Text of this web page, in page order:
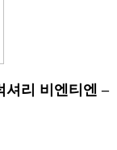
리 비엔티엔 –